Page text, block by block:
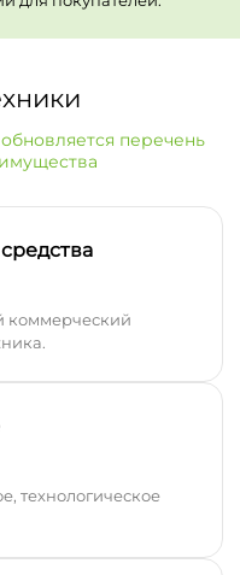
перечень
коммерческий
технологическое